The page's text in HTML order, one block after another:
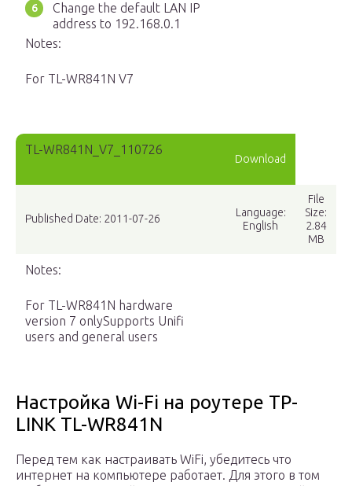
Change the default LAN IP
address to 192.168.0.1
Notes:
For TL-WR841N V7
TL-WR841N_V7_110726
Download
Published Date: 2011-07-26
Language:
English
File
Size:
2.84
MB
Notes:
For TL-WR841N hardware
version 7 onlySupports Unifi
users and general users
Настройка Wi-Fi на роутере TP-
LINK TL-WR841N
Перед тем как настраивать WiFi, убедитесь что
интернет на компьютере работает. Для этого в том